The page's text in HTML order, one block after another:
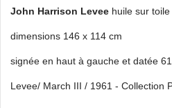
John Harrison Levee huile sur toile
dimensions 146 x 114 cm
signée en haut à gauche et datée
Levee/ March III / 1961 - Collection